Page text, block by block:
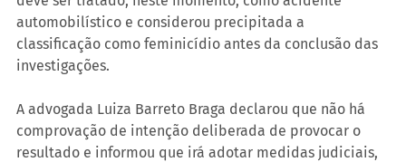
automobilístico e considerou precipitada a
classificação como feminicídio antes da conclusão das
investigações.
A advogada Luiza Barreto Braga declarou que não há
comprovação de intenção deliberada de provocar o
resultado e informou que irá adotar medidas judiciais,